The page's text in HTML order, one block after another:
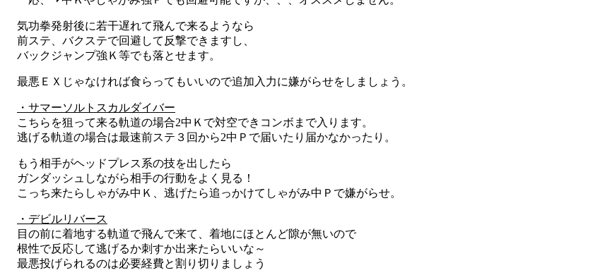
気功拳発射後に若干遅れて飛んで来るようなら
前ステ、バクステで回避して反撃できますし、
バックジャンプ強Ｋ等でも落とせます。
最悪ＥＸじゃなければ食らってもいいので追加入力に嫌がらせをしましょう。
・サマーソルトスカルダイバー
こちらを狙って来る軌道の場合2中Ｋで対空できコンボまで入ります。
逃げる軌道の場合は最速前ステ３回から2中Ｐで届いたり届かなかったり。
もう相手がヘッドプレス系の技を出したら
ガンダッシュしながら相手の行動をよく見る！
こっち来たらしゃがみ中Ｋ、逃げたら追っかけてしゃがみ中Ｐで嫌がらせ。
・デビルリバース
目の前に着地する軌道で飛んで来て、着地にほとんど隙が無いので
根性で反応して逃げるか刺すか出来たらいいな～
最悪投げられるのは必要経費と割り切りましょう